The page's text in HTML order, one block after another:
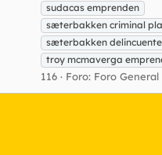
sudacas emprenden
sæterbakken criminal
sæterbakken
troy mcmaverga
116
Foro: Foro General